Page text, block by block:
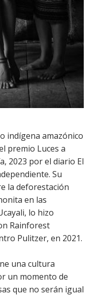
indígena amazónico
premio Luces a
2023 por el diario El
Su
la deforestación
en las
lo hizo
Rainforest
Pulitzer, en 2021.
una cultura
un momento de
que no serán igual